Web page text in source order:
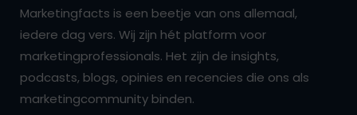
Marketingfacts is een beetje van ons allemaal,
iedere dag vers. Wij zijn hét platform voor
marketingprofessionals. Het zijn de insights,
podcasts, blogs, opinies en recencies die ons als
marketingcommunity binden.